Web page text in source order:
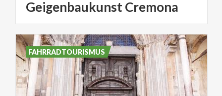
Geigenbaukunst Cremona
FAHRRADTOURISMUS